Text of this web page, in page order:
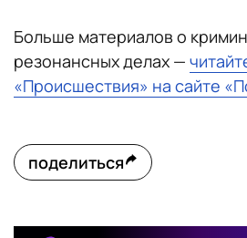
Больше материалов о
резонансных делах —
«Происшествия» на сайте
поделиться